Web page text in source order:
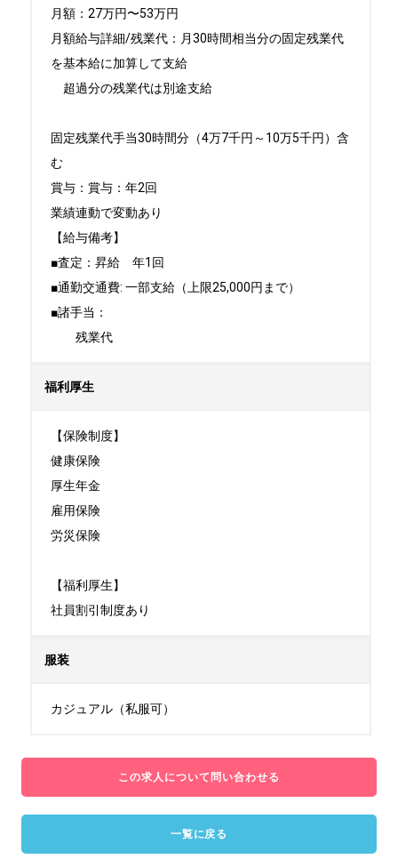
月額：27万円〜53万円
月額給与詳細/残業代：月30時間相当分の固定残業代
を基本給に加算して支給
超過分の残業代は別途支給
固定残業代手当30時間分（4万7千円～10万5千円）含
む
賞与：賞与：年2回
業績連動で変動あり
【給与備考】
■査定：昇給　年1回
■通勤交通費: 一部支給（上限25,000円まで）
■諸手当：
残業代
福利厚生
【保険制度】
健康保険
厚生年金
雇用保険
労災保険
【福利厚生】
社員割引制度あり
服装
カジュアル（私服可）
この求人について問い合わせる
一覧に戻る